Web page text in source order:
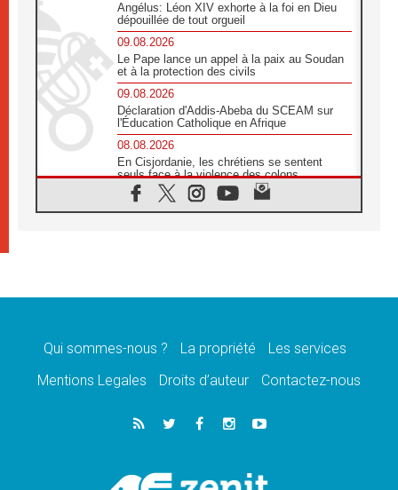
Angélus: Léon XIV exhorte à la foi en Dieu
dépouillée de tout orgueil
09.08.2026
Le Pape lance un appel à la paix au Soudan
et à la protection des civils
09.08.2026
Déclaration d'Addis-Abeba du SCEAM sur
l'Éducation Catholique en Afrique
08.08.2026
En Cisjordanie, les chrétiens se sentent
seuls face à la violence des colons
08.08.2026
Léon XIV au sanctuaire de Notre Dame du
08.08.2026
08.08.2026
catholiques
Au Bangladesh, l'Église accompagne les
Dalits sur le chemin de la dignité
Philippines: le vicariat apostolique de
Calapan devient un diocèse
Qui sommes-nous ? La propriété
Les services
Mentions Legales
Droits d’auteur Contactez-nous